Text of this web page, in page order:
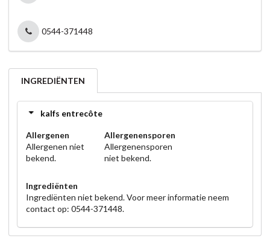
0544-371448
INGREDIËNTEN
kalfs entrecôte
Allergenen
Allergenen niet
bekend.
Allergenensporen
Allergenensporen
niet bekend.
Ingrediënten
Ingrediënten niet bekend. Voor meer informatie neem
contact op: 0544-371448.